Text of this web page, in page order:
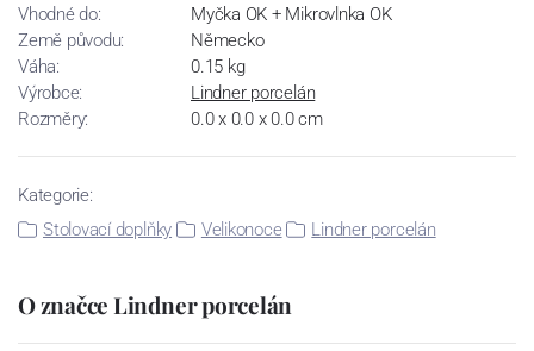
Vhodné do:
Myčka OK + Mikrovlnka OK
Země původu:
Německo
Váha:
0.15 kg
Výrobce:
Lindner porcelán
Rozměry:
0.0 x 0.0 x 0.0 cm
Kategorie:
Stolovací doplňky
Velikonoce Lindner porcelán
O značce Lindner porcelán